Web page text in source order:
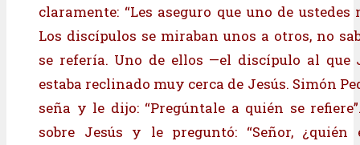
claramente: “Les aseguro que uno de ustedes
Los discípulos se miraban unos a otros, no
se refería. Uno de ellos —el discípulo al que
estaba reclinado muy cerca de Jesús. Simón
seña y le dijo: “Pregúntale a quién se
sobre Jesús y le preguntó: “Señor, ¿quién